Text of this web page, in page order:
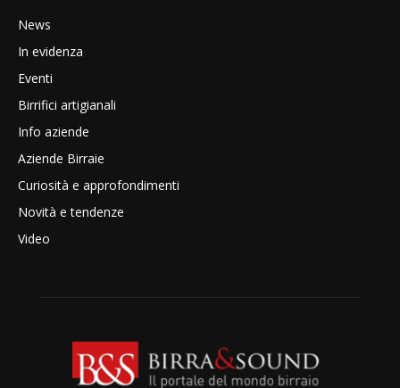
News
In evidenza
Eventi
Birrifici artigianali
Info aziende
Aziende Birraie
Curiosità e approfondimenti
Novità e tendenze
Video